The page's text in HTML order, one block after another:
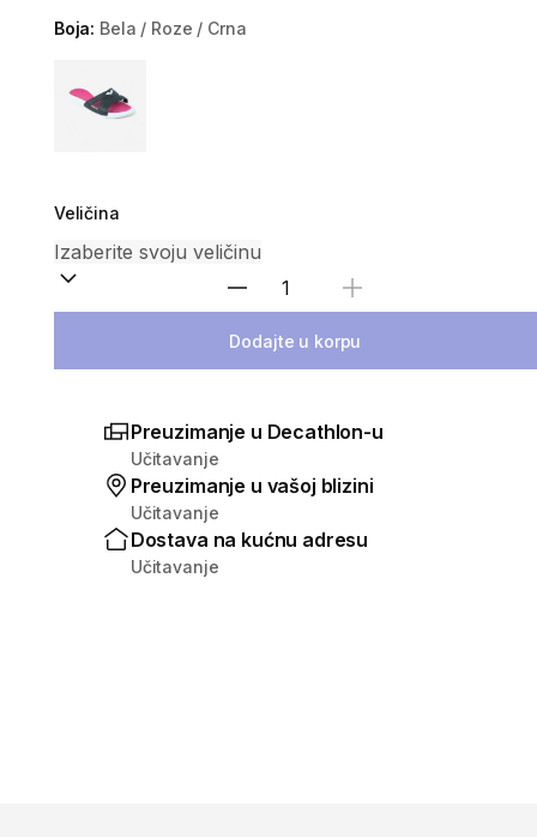
Boja: Bela / Roze / Crna
Veličina
Izaberi količinu
Dodajte u korpu
Preuzimanje u Decathlon-u
Učitavanje
Preuzimanje u vašoj blizini
Učitavanje
Dostava na kućnu adresu
Učitavanje